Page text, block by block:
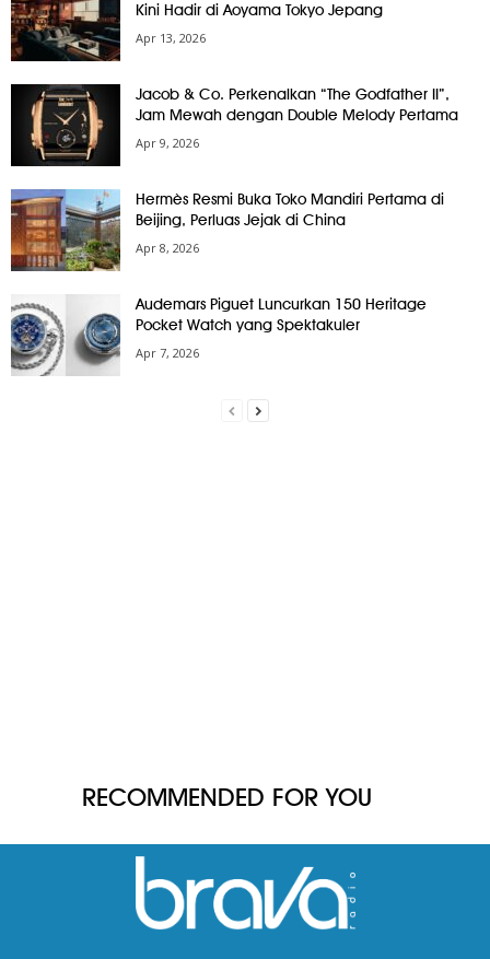
Kini Hadir di Aoyama Tokyo Jepang
Apr 13, 2026
Jacob & Co. Perkenalkan “The Godfather II”,
Jam Mewah dengan Double Melody Pertama
Apr 9, 2026
Hermès Resmi Buka Toko Mandiri Pertama di
Beijing, Perluas Jejak di China
Apr 8, 2026
Audemars Piguet Luncurkan 150 Heritage
Pocket Watch yang Spektakuler
Apr 7, 2026
RECOMMENDED FOR YOU